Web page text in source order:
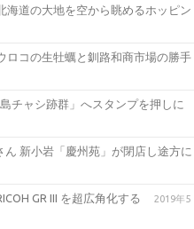
海道の大地を空から眺めるホッピン
ロコの生牡蠣と釧路和商市場の勝手
チャシ跡群」へスタンプを押しに
新小岩「慶州苑」が閉店し途方に
GR III を超広角化する
2019年5